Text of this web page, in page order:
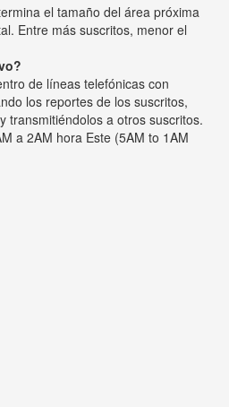
el tamaño del área próxima
Entre más suscritos, menor el
de líneas telefónicas con
los reportes de los suscritos,
transmitiéndolos a otros suscritos.
a 2AM hora Este (5AM to 1AM